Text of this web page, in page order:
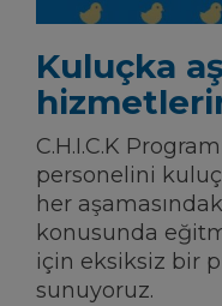
Kuluçka
C.H.I.C.K
personelini
her
konusunda
için eksiksiz bir
sunuyoruz.